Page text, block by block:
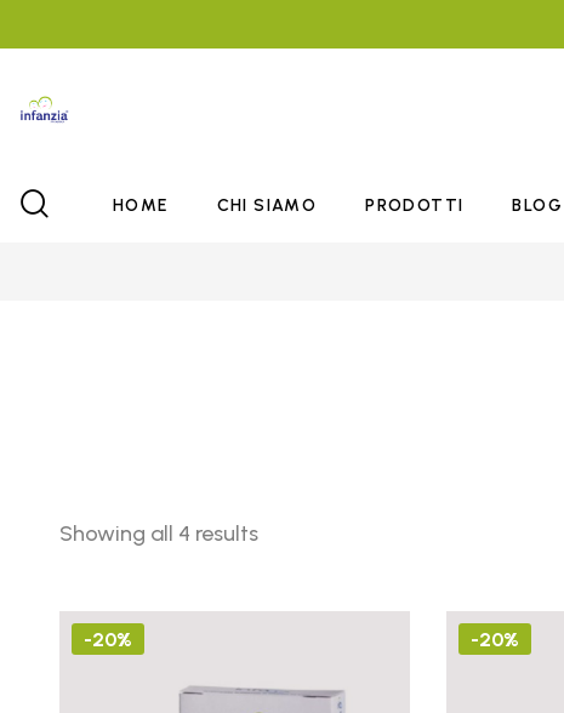
HOME CHI SIAMO PRODOTTI BLOG
Showing all 4 results
-20% -20%